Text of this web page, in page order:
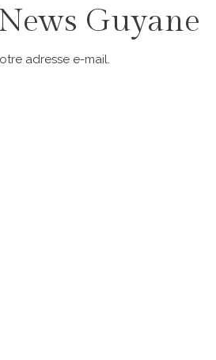
Guyane
adresse e-mail.